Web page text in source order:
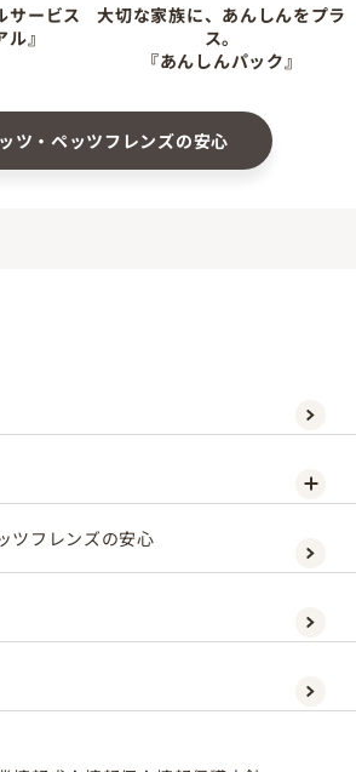
サービス
』
大切な家族に、あんしんをプラ
ス。
『あんしんパック』
ツ・ペッツフレンズの安心
ツフレンズの安心